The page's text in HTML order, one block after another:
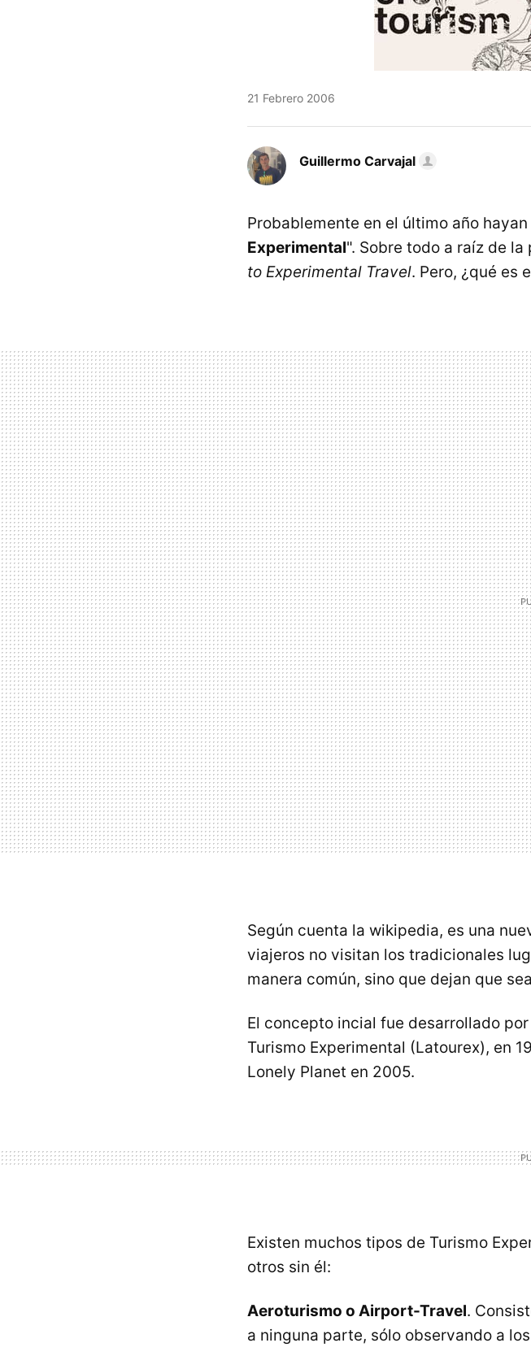
21 Febrero 2006
Guillermo Carvajal
Probablemente en el último año
Experimental". Sobre todo a raíz de
to Experimental Travel. Pero, ¿qué es
Según cuenta la wikipedia, es una
viajeros no visitan los tradicionales
manera común, sino que dejan que
El concepto incial fue desarrollado
Turismo Experimental (Latourex), en
Lonely Planet en 2005.
Existen muchos tipos de Turismo
otros sin él:
Aeroturismo o Airport-Travel.
a ninguna parte, sólo observando a